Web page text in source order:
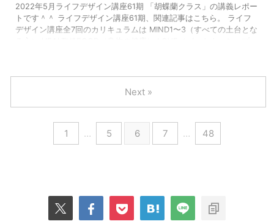
2022年5月ライフデザイン講座61期 「胡蝶蘭クラス」の講義レポー
トです＾＾ ライフデザイン講座61期、関連記事はこちら。 ライフ
デザイン講座全7回のカリキュラムは MIND1〜3（すべての土台とな
1 … 5 6 7 … 48
Next »